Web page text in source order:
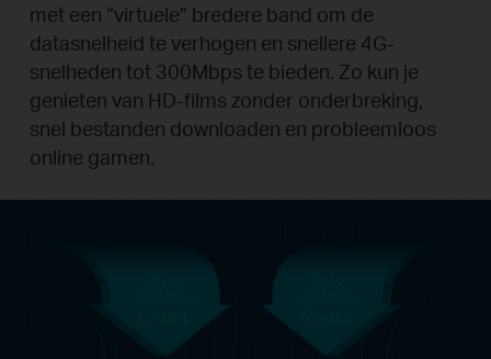
met een “virtuele” bredere band om de
datasnelheid te verhogen en snellere 4G-
snelheden tot 300Mbps te bieden. Zo kun je
genieten van HD-films zonder onderbreking,
snel bestanden downloaden en probleemloos
online gamen.